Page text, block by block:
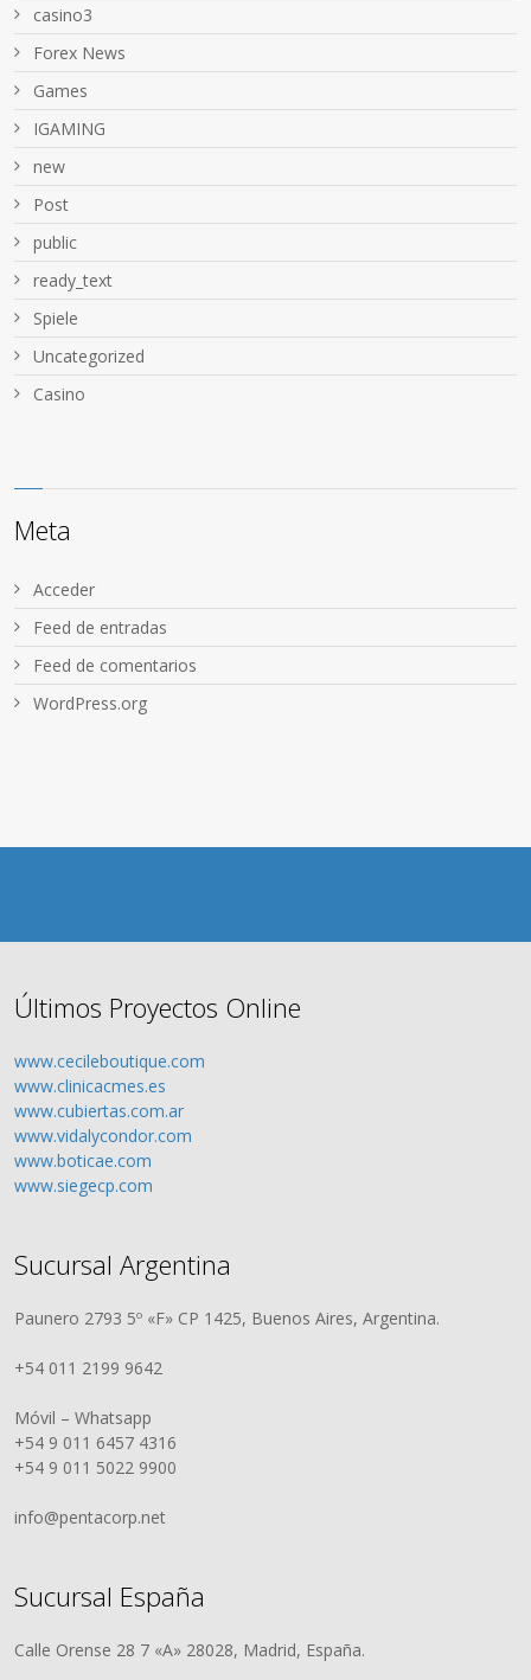
casino3
Forex News
Games
IGAMING
new
Post
public
ready_text
Spiele
Uncategorized
Сasino
Meta
Acceder
Feed de entradas
Feed de comentarios
WordPress.org
Últimos Proyectos Online
www.cecileboutique.com
www.clinicacmes.es
www.cubiertas.com.ar
www.vidalycondor.com
www.boticae.com
www.siegecp.com
Sucursal Argentina
Paunero 2793 5º «F» CP 1425, Buenos Aires, Argentina.
+54 011 2199 9642
Móvil – Whatsapp
+54 9 011 6457 4316
+54 9 011 5022 9900
info@pentacorp.net
Sucursal España
Calle Orense 28 7 «A» 28028, Madrid, España.